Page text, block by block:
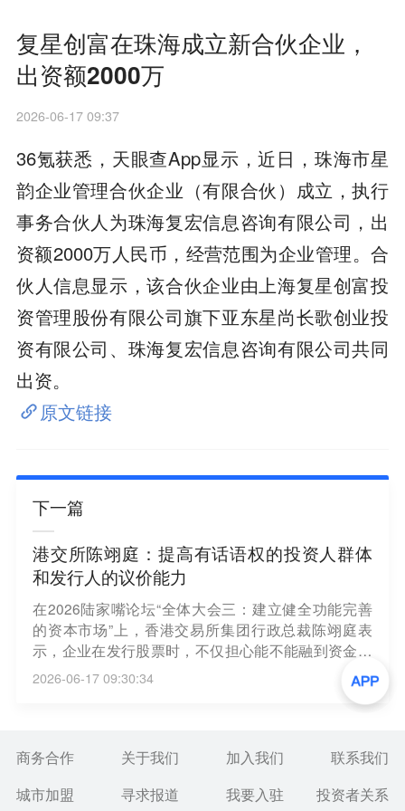
复星创富在珠海成立新合伙企业，
出资额2000万
2026-06-17 09:37
36氪获悉，天眼查App显示，近日，珠海市星
韵企业管理合伙企业（有限合伙）成立，执行
事务合伙人为珠海复宏信息咨询有限公司，出
资额2000万人民币，经营范围为企业管理。合
伙人信息显示，该合伙企业由上海复星创富投
资管理股份有限公司旗下亚东星尚长歌创业投
资有限公司、珠海复宏信息咨询有限公司共同
出资。
原文链接
下一篇
港交所陈翊庭：提高有话语权的投资人群体
和发行人的议价能力
在2026陆家嘴论坛“全体大会三：建立健全功能完善
的资本市场”上，香港交易所集团行政总裁陈翊庭表
示，企业在发行股票时，不仅担心能不能融到资金，
还非常关注市场能否给予合理定价，特别是还没有盈
利或还没有收入的公司，无法用传统PE方式定
价。“香港最近优化了新股定价以及分配机制，我们的
力。”陈翊庭说，“我的意思是，在IPO定价过程中，散
去年开始，香港把分配比例更多向机构投资者靠拢，
2026-06-17 09:30:34
商务合作 关于我们 加入我们
联系我们
城市加盟
寻求报道 我要入驻 投资者关系